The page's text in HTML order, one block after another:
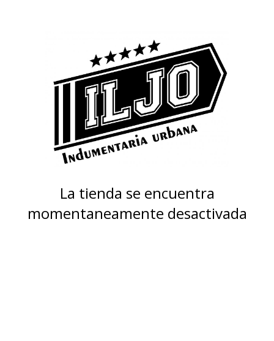
La tienda se encuentra
momentaneamente desactivada